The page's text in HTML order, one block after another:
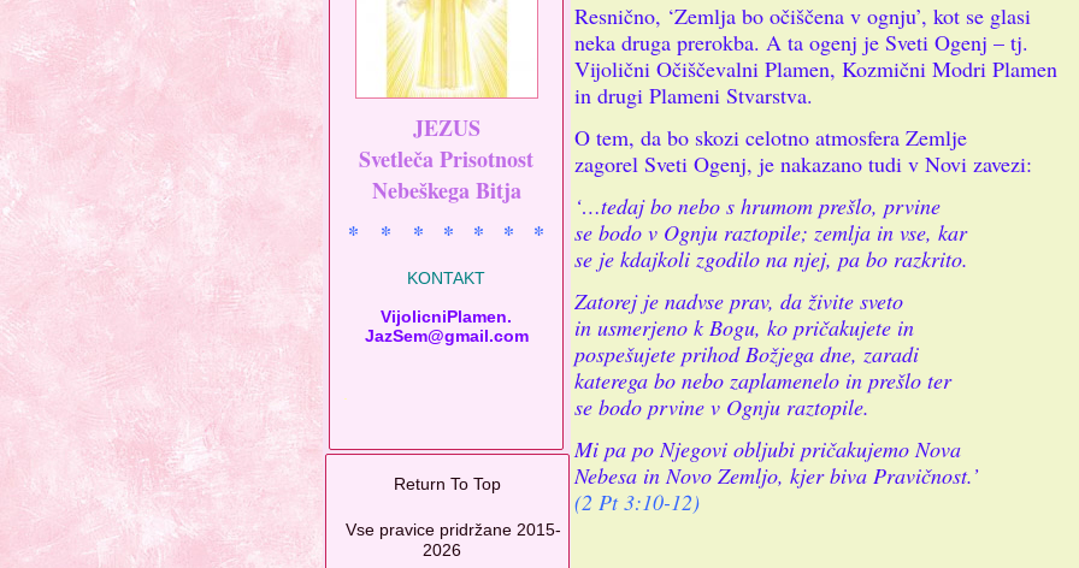
JEZUS
Svetleča Prisotnost
Nebeškega Bitja
* * * * * * *
KONTAKT
VijolicniPlamen.
JazSem@gmail.com
.
Return To Top
Vse pravice pridržane 2015-
2026
Resnično, ‘Zemlja bo očiščena v ognju’, kot se glasi
neka druga prerokba. A ta ogenj je Sveti Ogenj – tj.
Vijolični Očiščevalni Plamen, Kozmični Modri Plamen
in drugi Plameni Stvarstva.
O tem, da bo skozi celotno atmosfera Zemlje
zagorel Sveti Ogenj, je nakazano tudi v Novi zavezi:
‘…tedaj bo nebo s hrumom prešlo, prvine
se bodo v Ognju raztopile; zemlja in vse, kar
se je kdajkoli zgodilo na njej, pa bo razkrito.
Zatorej je nadvse prav, da živite sveto
in usmerjeno k Bogu, ko pričakujete in
pospešujete prihod Božjega dne, zaradi
katerega bo nebo zaplamenelo in prešlo ter
se bodo prvine v Ognju raztopile.
Mi pa po Njegovi obljubi pričakujemo Nova
Nebesa in Novo Zemljo, kjer biva Pravičnost.’
(2 Pt 3:10-12)